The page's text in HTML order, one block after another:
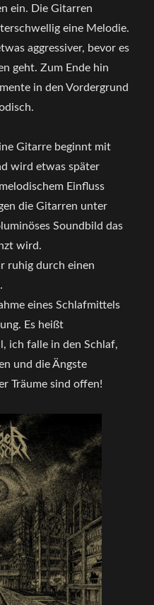
ein. Die Gitarren
eine Melodie.
aggressiver, bevor es
geht. Zum Ende hin
in den Vordergrund
Gitarre beginnt mit
wird etwas später
Einfluss
die Gitarren unter
Soundbild das
wird.
ruhig durch einen
eines Schlafmittels
Es heißt
ich falle in den Schlaf,
und die Ängste
Träume sind offen!